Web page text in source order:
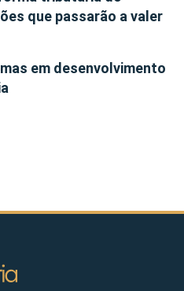
que passarão a valer
em desenvolvimento